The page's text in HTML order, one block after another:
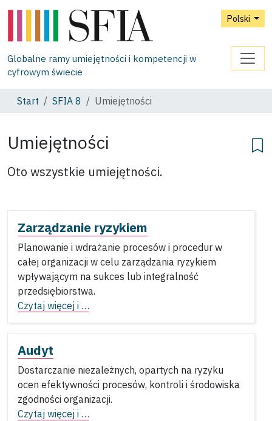
Polski
Globalne ramy umiejętności i kompetencji w
cyfrowym świecie
Start SFIA 8 Umiejętności
Umiejętności
Oto wszystkie umiejętności.
Zarządzanie ryzykiem
Planowanie i wdrażanie procesów i procedur w
całej organizacji w celu zarządzania ryzykiem
wpływającym na sukces lub integralność
przedsiębiorstwa.
Czytaj więcej i …
Audyt
Dostarczanie niezależnych, opartych na ryzyku
ocen efektywności procesów, kontroli i środowiska
zgodności organizacji.
Czytaj więcej i …